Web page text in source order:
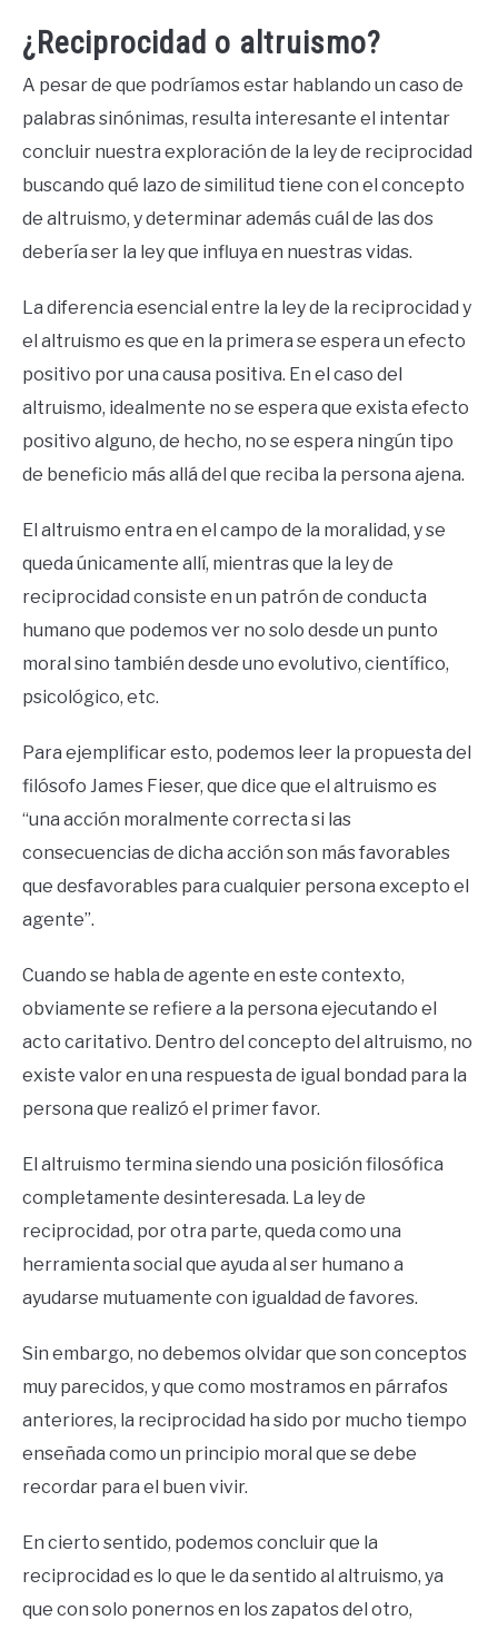
¿Reciprocidad o altruismo?
A pesar de que podríamos estar hablando un caso de
palabras sinónimas, resulta interesante el intentar
concluir nuestra exploración de la ley de reciprocidad
buscando qué lazo de similitud tiene con el concepto
de altruismo, y determinar además cuál de las dos
debería ser la ley que influya en nuestras vidas.
La diferencia esencial entre la ley de la reciprocidad y
el altruismo es que en la primera se espera un efecto
positivo por una causa positiva. En el caso del
altruismo, idealmente no se espera que exista efecto
positivo alguno, de hecho, no se espera ningún tipo
de beneficio más allá del que reciba la persona ajena.
El altruismo entra en el campo de la moralidad, y se
queda únicamente allí, mientras que la ley de
reciprocidad consiste en un patrón de conducta
humano que podemos ver no solo desde un punto
moral sino también desde uno evolutivo, científico,
psicológico, etc.
Para ejemplificar esto, podemos leer la propuesta del
filósofo James Fieser, que dice que el altruismo es
“una acción moralmente correcta si las
consecuencias de dicha acción son más favorables
que desfavorables para cualquier persona excepto el
agente”.
Cuando se habla de agente en este contexto,
obviamente se refiere a la persona ejecutando el
acto caritativo. Dentro del concepto del altruismo, no
existe valor en una respuesta de igual bondad para la
persona que realizó el primer favor.
El altruismo termina siendo una posición filosófica
completamente desinteresada. La ley de
reciprocidad, por otra parte, queda como una
herramienta social que ayuda al ser humano a
ayudarse mutuamente con igualdad de favores.
Sin embargo, no debemos olvidar que son conceptos
muy parecidos, y que como mostramos en párrafos
anteriores, la reciprocidad ha sido por mucho tiempo
enseñada como un principio moral que se debe
recordar para el buen vivir.
En cierto sentido, podemos concluir que la
reciprocidad es lo que le da sentido al altruismo, ya
que con solo ponernos en los zapatos del otro,